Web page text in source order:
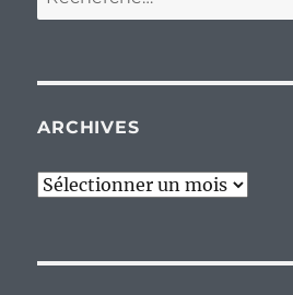
pour :
ARCHIVES
Archives